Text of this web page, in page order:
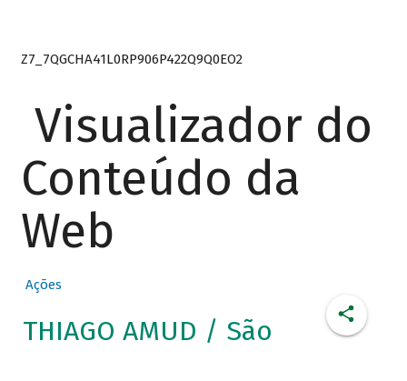
Z7_7QGCHA41L0RP906P422Q9Q0EO2
Visualizador do
Conteúdo da
Web
Ações
THIAGO AMUD / São